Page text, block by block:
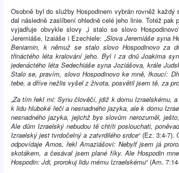
Osobně byl do služby Hospodinem vybrán rovněž
dal následně zaslíbení ohledně celé jeho linie. Totéž
vyjadřuje obvykle slovy „i stalo se slovo
Jeremiáše, Izaiáše i Ezechiele: „Slova Jeremiáše syna
Beniamin, k němuž se stalo slovo Hospodinovo za
třináctého léta kralování jeho. Byl i za dnů Joakima
jedenáctého léta Sedechiáše syna Joziášova, krále
Stalo se, pravím, slovo Hospodinovo ke mně, řkoucí:
tebe, a dříve nežlis vyšel z života, posvětil jsem tě, za
„Za tím řekl mi: Synu člověčí, jdiž k domu Izraelskému,
k lidu hluboké řeči a nesnadného jazyka, ale k domu
nesnadného jazyka, jejichž bys slovům nerozuměl,
Ale dům Izraelský nebudou tě chtíti poslouchati,
Izraelský jest tvrdočelný a zatvrdilého srdce“ (Ez. 3:4-7).
odpovídaje Amos, řekl Amaziášovi: Nebylť jsem já
skotákem, a česával jsem plané fíky. Ale Hospodin
Hospodin: Jdi, prorokuj lidu mému Izraelskému“ (Am.